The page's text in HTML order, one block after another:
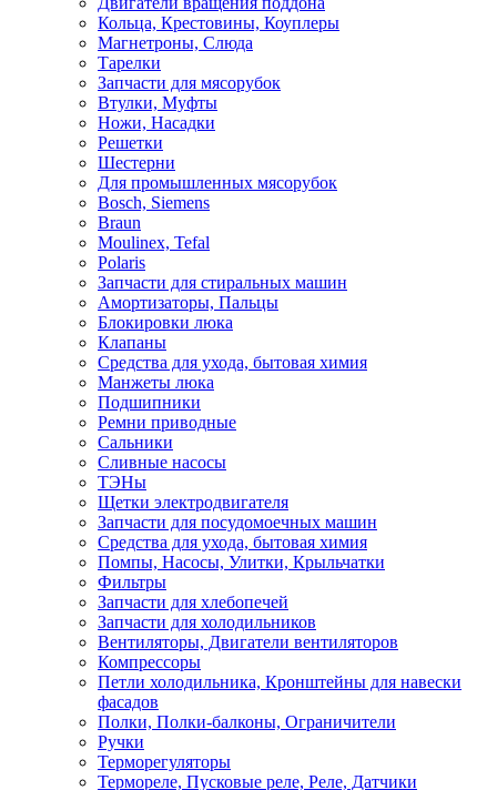
Кольца, Крестовины, Коуплеры
Магнетроны, Слюда
Тарелки
Запчасти для мясорубок
Втулки, Муфты
Ножи, Насадки
Решетки
Шестерни
Для промышленных мясорубок
Bosch, Siemens
Braun
Moulinex, Tefal
Polaris
Запчасти для стиральных машин
Амортизаторы, Пальцы
Блокировки люка
Клапаны
Средства для ухода, бытовая химия
Манжеты люка
Подшипники
Ремни приводные
Сальники
Сливные насосы
ТЭНы
Щетки электродвигателя
Запчасти для посудомоечных машин
Средства для ухода, бытовая химия
Помпы, Насосы, Улитки, Крыльчатки
Фильтры
Запчасти для хлебопечей
Запчасти для холодильников
Вентиляторы, Двигатели вентиляторов
Компрессоры
Петли холодильника, Кронштейны для навески
фасадов
Полки, Полки-балконы, Ограничители
Ручки
Терморегуляторы
Термореле, Пусковые реле, Реле, Датчики